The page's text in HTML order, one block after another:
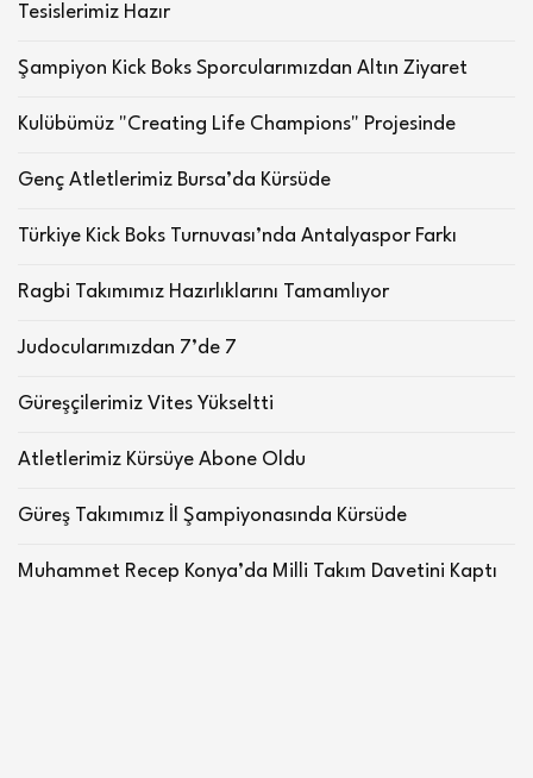
Tesislerimiz Hazır
Şampiyon Kick Boks Sporcularımızdan Altın Ziyaret
Kulübümüz "Creating Life Champions" Projesinde
Genç Atletlerimiz Bursa’da Kürsüde
Türkiye Kick Boks Turnuvası’nda Antalyaspor Farkı
Ragbi Takımımız Hazırlıklarını Tamamlıyor
Judocularımızdan 7’de 7
Güreşçilerimiz Vites Yükseltti
Atletlerimiz Kürsüye Abone Oldu
Güreş Takımımız İl Şampiyonasında Kürsüde
Muhammet Recep Konya’da Milli Takım Davetini Kaptı